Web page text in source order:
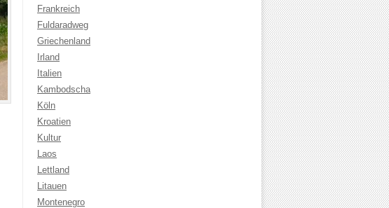
Frankreich
Fuldaradweg
Griechenland
Irland
Italien
Kambodscha
Köln
Kroatien
Kultur
Laos
Lettland
Litauen
Montenegro